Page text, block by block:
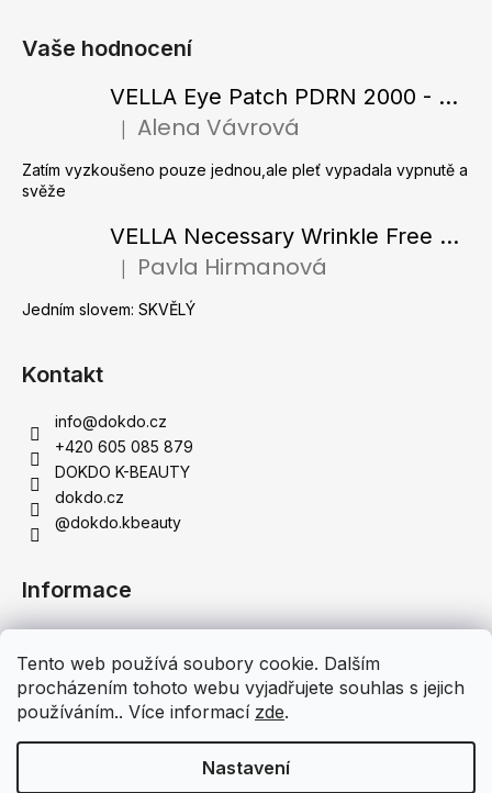
Tento web používá soubory cookie. Dalším
procházením tohoto webu vyjadřujete souhlas s jejich
používáním.. Více informací zde.
Nastavení
Vaše hodnocení
VELLA Eye Patch PDRN 2000 - Tající hydrogelové náplasti pod oči s PDRN 72 g / 60 ks
Hodnocení produktu je 5 z 5 hvězdiček.
Alena Vávrová
Zatím vyzkoušeno pouze jednou,ale pleť vypadala vypnutě a
svěže
VELLA Necessary Wrinkle Free Ampoule - Protivrásková ampule s kolagenovými vlákny a zlatým práškem 50 ml
Hodnocení produktu je 5 z 5 hvězdiček.
Pavla Hirmanová
Jedním slovem: SKVĚLÝ
Kontakt
info@dokdo.cz
+420 605 085 879
DOKDO K-BEAUTY
dokdo.cz
@dokdo.kbeauty
Informace
Podmínky ochrany osobních údajů
Doprava a platba
Moje objednávka